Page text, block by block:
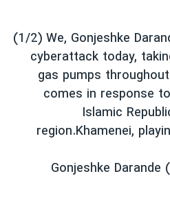
(1/2) We, Gonjeshke
cyberattack today,
gas pumps
comes in response
Islamic
region.Khamenei,